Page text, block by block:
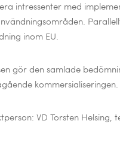
intressenter med
inom EU.
gör den samlade
kommersialiseringen.
VD Torsten Helsing,